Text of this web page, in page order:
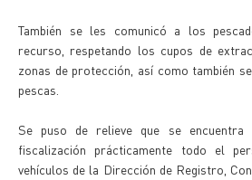
También se les comunicó a los
recurso, respetando los cupos de
zonas de protección, así como también
pescas.
Se puso de relieve que se
fiscalización prácticamente todo el
vehículos de la Dirección de Registro,